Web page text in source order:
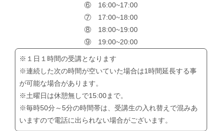
⑥ 16:00~17:00
⑦ 17:00~18:00
⑧ 18:00~19:00
⑨ 19:00~20:00
※１日１時間の受講となります
※連続した次の時間が空いていた場合は1時間延長する事
が可能な場合があります。
※土曜日は休憩無しで15:00まで。
※毎時50分～5分の時間帯は、受講生の入れ替えで混みあ
いますので電話に出られない場合がございます。